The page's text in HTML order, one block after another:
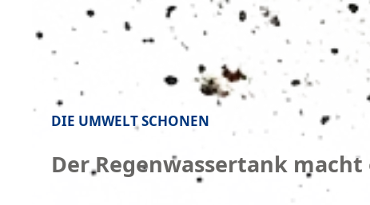
DIE UMWELT SCHONEN
Der Regenwassertank